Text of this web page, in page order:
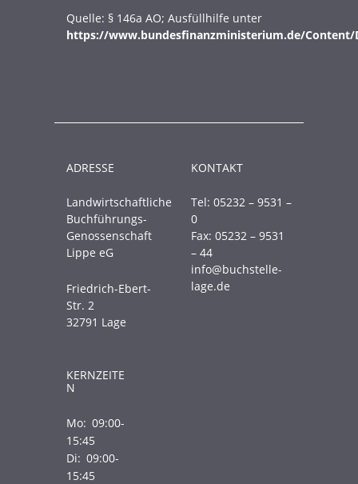
Quelle: § 146a AO; Ausfüllhilfe unter
https://www.bundesfinanzministerium.de/Content/
ADRESSE
Landwirtschaftliche
Buchführungs-
Genossenschaft
Lippe eG
Friedrich-Ebert-
Str. 2
32791 Lage
KONTAKT
Tel: 05232 – 9531 –
0
Fax: 05232 – 9531
– 44
info@buchstelle-
lage.de
KERNZEITE
N
Mo: 09:00-
15:45
Di: 09:00-
15:45